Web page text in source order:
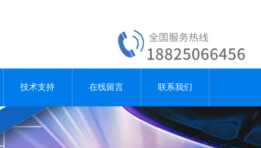
技术支持 在线留言 联系我们